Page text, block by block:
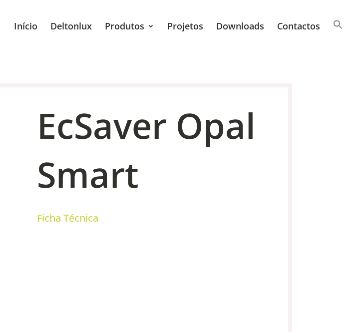
Início Deltonlux Produtos Projetos Downloads Contactos
EcSaver Opal
Smart
Ficha Técnica